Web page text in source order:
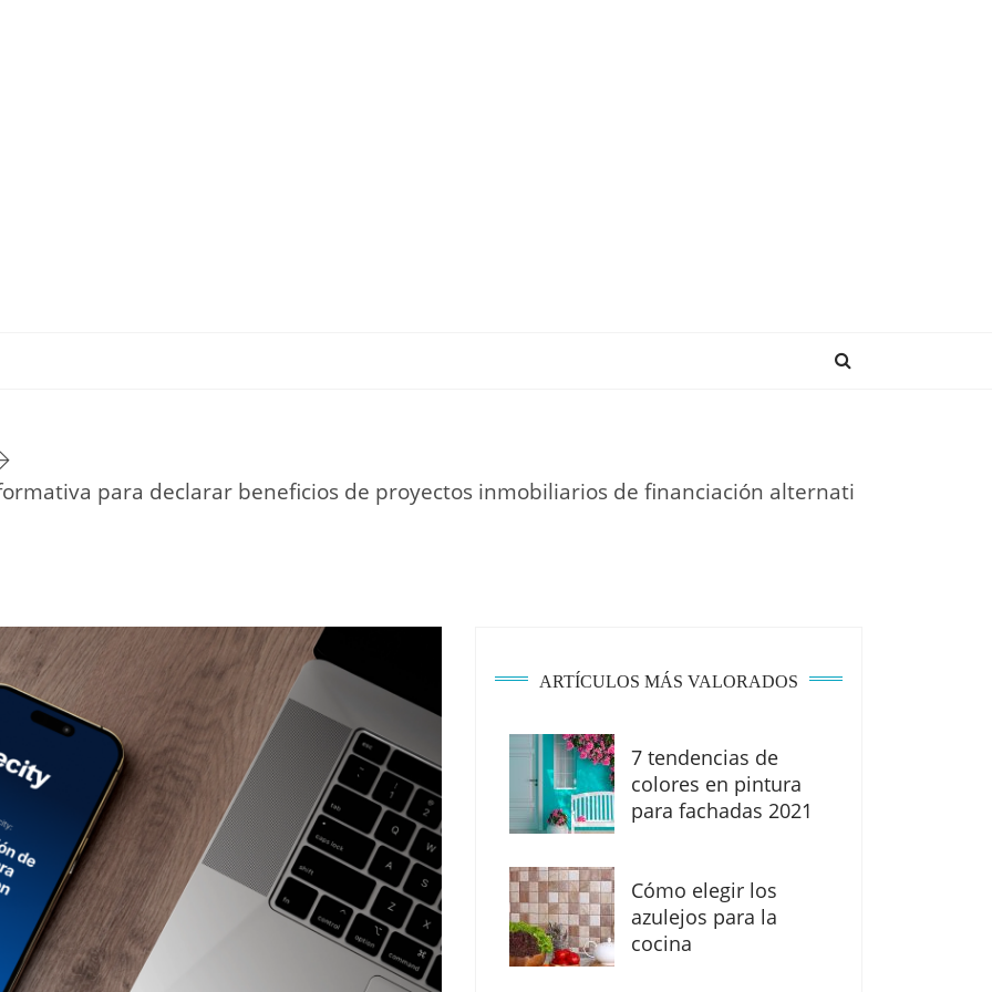
para declarar beneficios de proyectos inmobiliarios de financiación alternati
ARTÍCULOS MÁS VALORADOS
7 tendencias de
colores en pintura
para fachadas 2021
Cómo elegir los
azulejos para la
cocina